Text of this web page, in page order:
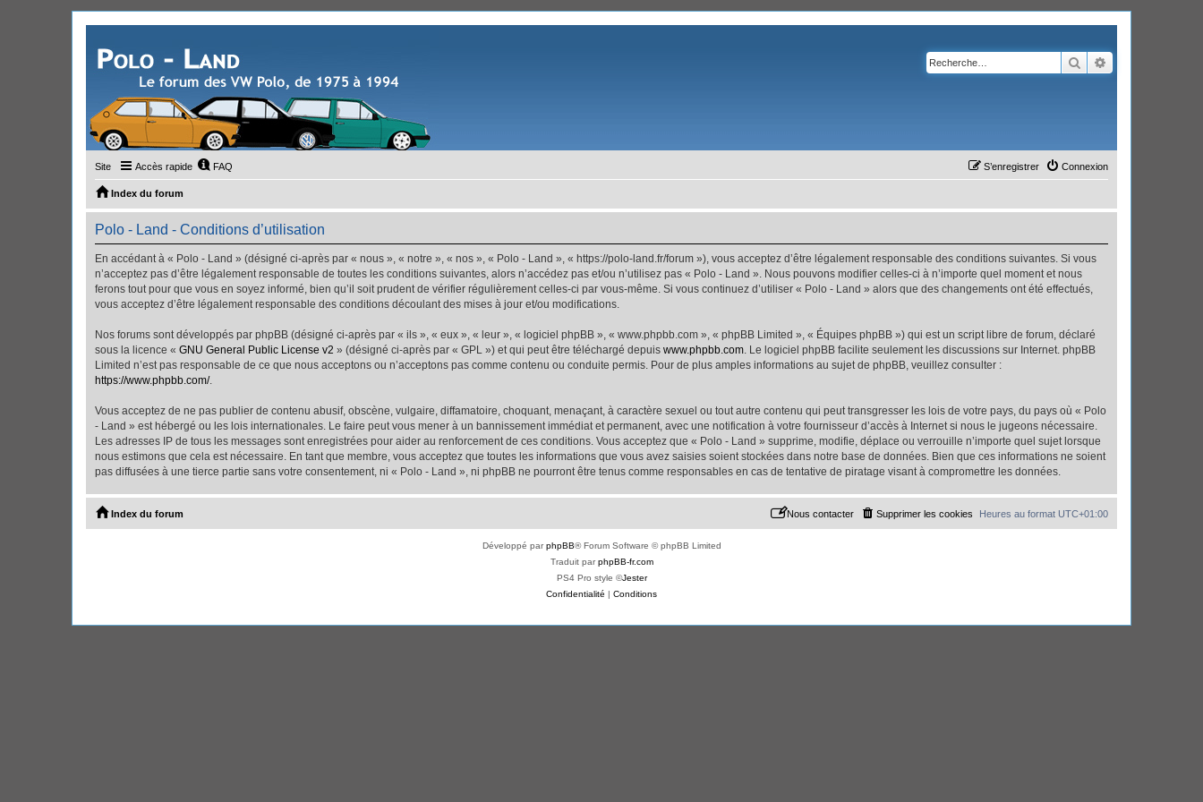
Rechercher
Site Accès rapide FAQ Connexion
S’enregistrer
Index du forum
Polo - Land - Conditions d’utilisation
En accédant à « Polo - Land » (désigné ci-après par « nous », « notre », « nos », « Polo - Land », « https://polo-land.fr/forum »), vous acceptez d’être légalement responsable des conditions suivantes. Si vous
n’acceptez pas d’être légalement responsable de toutes les conditions suivantes, alors n’accédez pas et/ou n’utilisez pas « Polo - Land ». Nous pouvons modifier celles-ci à n’importe quel moment et nous
ferons tout pour que vous en soyez informé, bien qu’il soit prudent de vérifier régulièrement celles-ci par vous-même. Si vous continuez d’utiliser « Polo - Land » alors que des changements ont été effectués,
vous acceptez d’être légalement responsable des conditions découlant des mises à jour et/ou modifications.
Nos forums sont développés par phpBB (désigné ci-après par « ils », « eux », « leur », « logiciel phpBB », « www.phpbb.com », « phpBB Limited », « Équipes phpBB ») qui est un script libre de forum, déclaré
sous la licence « GNU General Public License v2 » (désigné ci-après par « GPL ») et qui peut être téléchargé depuis www.phpbb.com. Le logiciel phpBB facilite seulement les discussions sur Internet. phpBB
Limited n’est pas responsable de ce que nous acceptons ou n’acceptons pas comme contenu ou conduite permis. Pour de plus amples informations au sujet de phpBB, veuillez consulter :
https://www.phpbb.com/.
Vous acceptez de ne pas publier de contenu abusif, obscène, vulgaire, diffamatoire, choquant, menaçant, à caractère sexuel ou tout autre contenu qui peut transgresser les lois de votre pays, du pays où « Polo
- Land » est hébergé ou les lois internationales. Le faire peut vous mener à un bannissement immédiat et permanent, avec une notification à votre fournisseur d’accès à Internet si nous le jugeons nécessaire.
Les adresses IP de tous les messages sont enregistrées pour aider au renforcement de ces conditions. Vous acceptez que « Polo - Land » supprime, modifie, déplace ou verrouille n’importe quel sujet lorsque
nous estimons que cela est nécessaire. En tant que membre, vous acceptez que toutes les informations que vous avez saisies soient stockées dans notre base de données. Bien que ces informations ne soient
pas diffusées à une tierce partie sans votre consentement, ni « Polo - Land », ni phpBB ne pourront être tenus comme responsables en cas de tentative de piratage visant à compromettre les données.
Index du forum Heures au format UTC+01:00
Supprimer les cookies
Nous contacter
Développé parphpBB® Forum Software © phpBB Limited
Traduit parphpBB-fr.com
PS4 Pro style ©Jester
Confidentialité | Conditions